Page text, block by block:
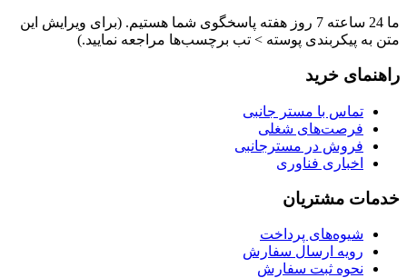
ما 24 ساعته 7 روز هفته پاسخگوی شما هستیم. (برای ویرایش این
متن به پیکربندی پوسته > تب برچسب‌ها مراجعه نمایید.)
راهنمای خرید
تماس با مستر جانبی
فرصت‌های شغلی
فروش در مسترجانبی
اخباری فناوری
خدمات مشتریان
شیوه‌های پرداخت
رویه ارسال سفارش
نحوه ثبت سفارش